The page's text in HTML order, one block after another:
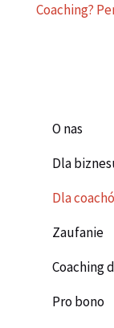
Coaching?
O nas
Dla
Dla
Zaufanie
Coaching
Pro bono